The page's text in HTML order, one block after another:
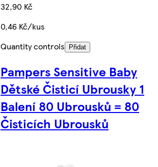
32,90 Kč
0,46 Kč/kus
Quantity controls
Přidat
Pampers Sensitive Baby
Dětské Čisticí Ubrousky 1
Balení 80 Ubrousků = 80
Čisticích Ubrousků